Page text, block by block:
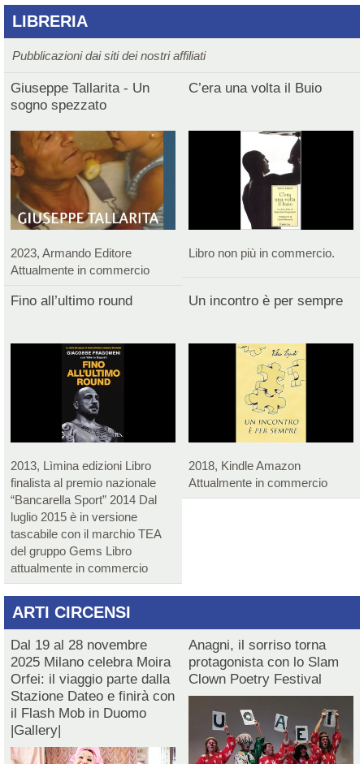
LIBRERIA
Pubblicazioni dai siti dei nostri affiliati
Giuseppe Tallarita - Un
sogno spezzato
2023, Armando Editore
Attualmente in commercio
C’era una volta il Buio
Libro non più in commercio.
Fino all’ultimo round
2013, Lìmina edizioni Libro
finalista al premio nazionale
“Bancarella Sport” 2014 Dal
luglio 2015 è in versione
tascabile con il marchio TEA
del gruppo Gems Libro
attualmente in commercio
Un incontro è per sempre
2018, Kindle Amazon
Attualmente in commercio
ARTI CIRCENSI
Dal 19 al 28 novembre
2025 Milano celebra Moira
Orfei: il viaggio parte dalla
Stazione Dateo e finirà con
il Flash Mob in Duomo
|Gallery|
Anagni, il sorriso torna
protagonista con lo Slam
Clown Poetry Festival